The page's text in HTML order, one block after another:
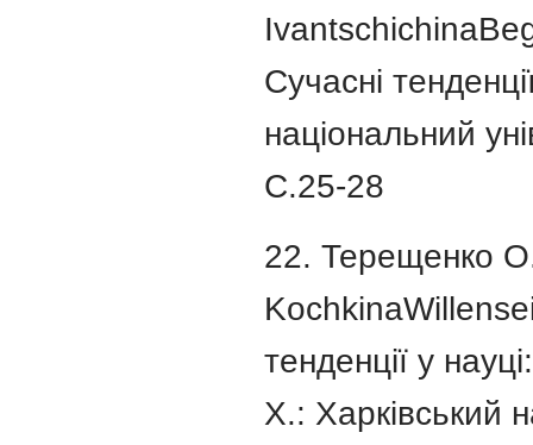
Сучасні
національний
С.25-28
22. Терещенко
тенденції у
Х.: Харківський